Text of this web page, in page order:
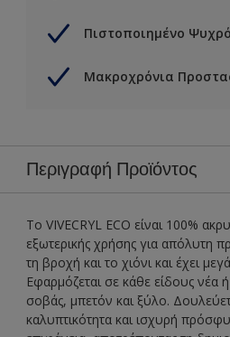
Πιστοποιημένο
Μακροχρόνια
Περιγραφή Προϊόντος
To VIVECRYL ECO είναι 100%
εξωτερικής χρήσης για απόλυτη
τη βροχή και το χιόνι και έχει
Εφαρμόζεται σε κάθε είδους νέα
σοβάς, μπετόν και ξύλο.
καλυπτικότητα και ισχυρή